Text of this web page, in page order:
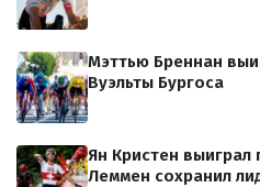
Мэттью Бреннан
Вуэльты Бургоса
Ян Кристен выиграл
Леммен сохранил